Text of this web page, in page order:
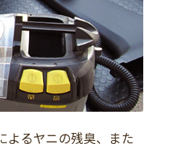
よるヤニの残臭、また